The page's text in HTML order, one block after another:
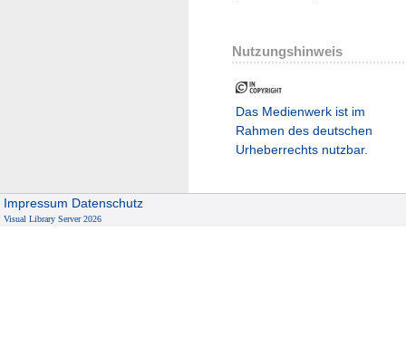
Nutzungshinweis
Das Medienwerk ist im
Rahmen des deutschen
Urheberrechts nutzbar.
Impressum Datenschutz
Visual Library Server 2026